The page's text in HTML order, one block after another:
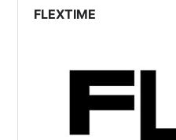
分、されど30分。 これは病…
FLEXTIME